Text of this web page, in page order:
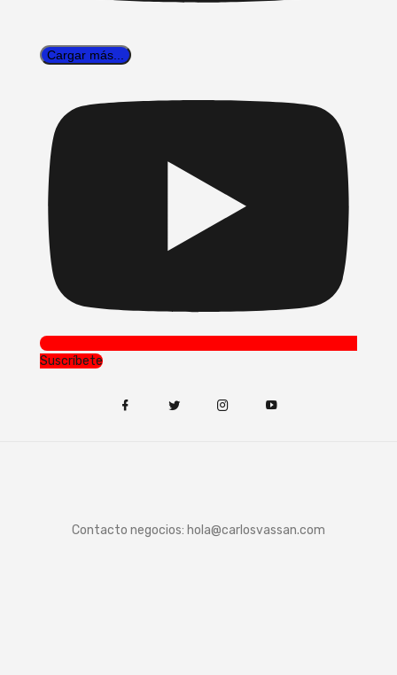
Cargar más...
Suscríbete
Contacto negocios: hola@carlosvassan.com